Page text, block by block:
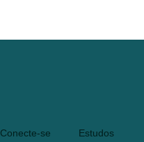
Conecte-se Estudos